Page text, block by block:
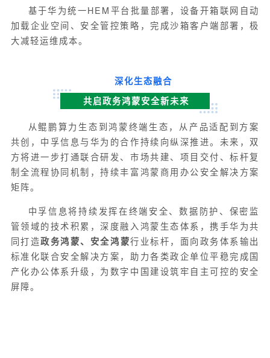
基于华为统一HEM平台批量部署，设备开箱联网自动
加载企业空间、安全管控策略，完成沙箱客户端部署，极
大减轻运维成本。
深化生态融合
共启政务鸿蒙安全新未来
从鲲鹏算力生态到鸿蒙终端生态，从产品适配到方案
共创，中孚信息与华为的合作持续向纵深推进。未来，双
方将进一步打通联合研发、市场共建、项目交付、标杆复
制全流程协同机制，持续丰富鸿蒙商用办公安全解决方案
矩阵。
中孚信息将持续发挥在终端安全、数据防护、保密监
管领域的技术积累，深度融入鸿蒙生态体系，携手华为共
同打造政务鸿蒙、安全鸿蒙行业标杆，面向政务体系输出
标准化联合安全解决方案，助力各类政企单位平稳完成国
产化办公体系升级，为数字中国建设筑牢自主可控的安全
屏障。